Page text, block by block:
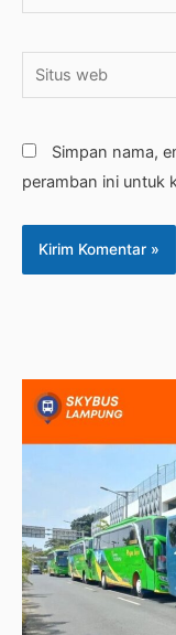
Situs
web
Simpan nama,
peramban ini untuk